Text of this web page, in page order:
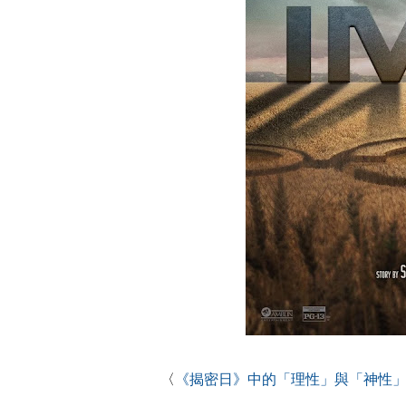
〈 《揭密日》中的「理性」與「神性」